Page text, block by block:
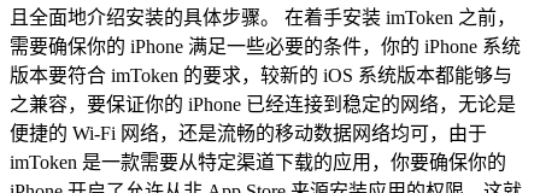
且全面地介绍安装的具体步骤。 在着手安装 imToken 之前，
需要确保你的 iPhone 满足一些必要的条件，你的 iPhone 系统
版本要符合 imToken 的要求，较新的 iOS 系统版本都能够与
之兼容，要保证你的 iPhone 已经连接到稳定的网络，无论是
便捷的 Wi-Fi 网络，还是流畅的移动数据网络均可，由于
imToken 是一款需要从特定渠道下载的应用，你要确保你的